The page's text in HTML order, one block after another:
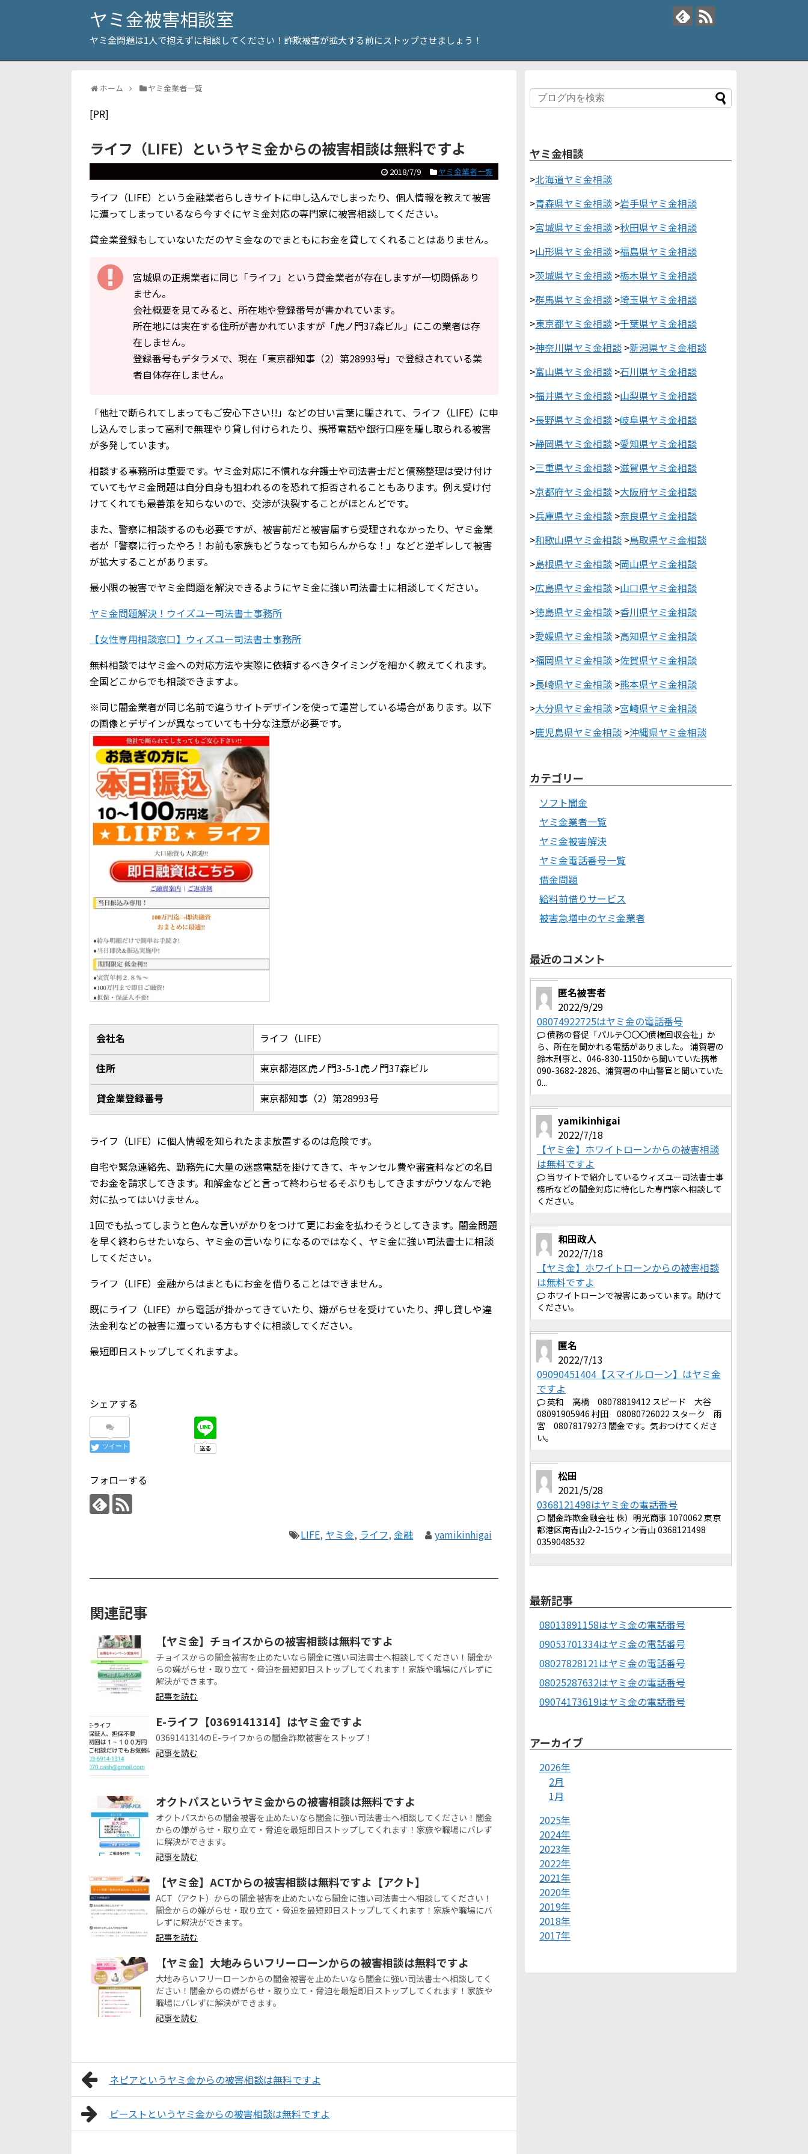
ヤミ金被害相談室
ヤミ金問題は1人で抱えずに相談してください！詐欺被害が拡大する前にストップさせましょう！
ホーム ヤミ金業者一覧
[PR]
ライフ（LIFE）というヤミ金からの被害相談は無料ですよ
2018/7/9 ヤミ金業者一覧
ライフ（LIFE）という金融業者らしきサイトに申し込んでしまったり、個人情報を教えて被害
に遭ってしまっているなら今すぐにヤミ金対応の専門家に被害相談してください。
貸金業登録もしていないただのヤミ金なのでまともにお金を貸してくれることはありません。
宮城県の正規業者に同じ「ライフ」という貸金業者が存在しますが一切関係あり
ません。
会社概要を見てみると、所在地や登録番号が書かれています。
所在地には実在する住所が書かれていますが「虎ノ門37森ビル」にこの業者は存
在しません。
登録番号もデタラメで、現在「東京都知事（2）第28993号」で登録されている業
者自体存在しません。
「他社で断られてしまってもご安心下さい!!」などの甘い言葉に騙されて、ライフ（LIFE）に申
し込んでしまって高利で無理やり貸し付けられたり、携帯電話や銀行口座を騙し取られる被害
が多発しています。
相談する事務所は重要です。ヤミ金対応に不慣れな弁護士や司法書士だと債務整理は受け付け
ていてもヤミ金問題は自分自身も狙われるのを恐れて拒否されることもあります。例え受け付
けてくれても最善策を知らないので、交渉が決裂することがほとんどです。
また、警察に相談するのも必要ですが、被害前だと被害届すら受理されなかったり、ヤミ金業
者が「警察に行ったやろ！お前も家族もどうなっても知らんからな！」などと逆ギレして被害
が拡大することがあります。
最小限の被害でヤミ金問題を解決できるようにヤミ金に強い司法書士に相談してください。
ヤミ金問題解決！ウイズユー司法書士事務所
【女性専用相談窓口】ウィズユー司法書士事務所
無料相談ではヤミ金への対応方法や実際に依頼するべきタイミングを細かく教えてくれます。
全国どこからでも相談できますよ。
※同じ闇金業者が同じ名前で違うサイトデザインを使って運営している場合があります。以下
の画像とデザインが異なっていても十分な注意が必要です。
会社名 ライフ（LIFE）
住所 東京都港区虎ノ門3-5-1虎ノ門37森ビル
貸金業登録番号 東京都知事（2）第28993号
ライフ（LIFE）に個人情報を知られたまま放置するのは危険です。
自宅や緊急連絡先、勤務先に大量の迷惑電話を掛けてきて、キャンセル費や審査料などの名目
でお金を請求してきます。和解金などと言って終わらせるそぶりもしてきますがウソなんで絶
対に払ってはいけません。
1回でも払ってしまうと色んな言いがかりをつけて更にお金を払わそうとしてきます。闇金問題
を早く終わらせたいなら、ヤミ金の言いなりになるのではなく、ヤミ金に強い司法書士に相談
してください。
ライフ（LIFE）金融からはまともにお金を借りることはできません。
既にライフ（LIFE）から電話が掛かってきていたり、嫌がらせを受けていたり、押し貸しや違
法金利などの被害に遭っている方もすぐに相談してください。
最短即日ストップしてくれますよ。
シェアする
ツイート
フォローする
LIFE, ヤミ金, ライフ,金融 yamikinhigai
関連記事
【ヤミ金】チョイスからの被害相談は無料ですよ
チョイスからの闇金被害を止めたいなら闇金に強い司法書士へ相談してください！闇金か
らの嫌がらせ・取り立て・脅迫を最短即日ストップしてくれます！家族や職場にバレずに
解決ができます。
記事を読む
E-ライフ【0369141314】はヤミ金ですよ
0369141314のE-ライフからの闇金詐欺被害をストップ！
記事を読む
オクトパスというヤミ金からの被害相談は無料ですよ
オクトパスからの闇金被害を止めたいなら闇金に強い司法書士へ相談してください！闇金
からの嫌がらせ・取り立て・脅迫を最短即日ストップしてくれます！家族や職場にバレず
に解決ができます。
記事を読む
【ヤミ金】ACTからの被害相談は無料ですよ【アクト】
ACT（アクト）からの闇金被害を止めたいなら闇金に強い司法書士へ相談してください！
闇金からの嫌がらせ・取り立て・脅迫を最短即日ストップしてくれます！家族や職場にバ
レずに解決ができます。
記事を読む
【ヤミ金】大地みらいフリーローンからの被害相談は無料ですよ
大地みらいフリーローンからの闇金被害を止めたいなら闇金に強い司法書士へ相談してく
ださい！闇金からの嫌がらせ・取り立て・脅迫を最短即日ストップしてくれます！家族や
職場にバレずに解決ができます。
記事を読む
ネピアというヤミ金からの被害相談は無料ですよ
ビーストというヤミ金からの被害相談は無料ですよ
ヤミ金相談
>北海道ヤミ金相談
>青森県ヤミ金相談 >岩手県ヤミ金相談
>宮城県ヤミ金相談 >秋田県ヤミ金相談
>山形県ヤミ金相談 >福島県ヤミ金相談
>茨城県ヤミ金相談 >栃木県ヤミ金相談
>群馬県ヤミ金相談 >埼玉県ヤミ金相談
>東京都ヤミ金相談 >千葉県ヤミ金相談
>神奈川県ヤミ金相談 >新潟県ヤミ金相談
>富山県ヤミ金相談 >石川県ヤミ金相談
>福井県ヤミ金相談 >山梨県ヤミ金相談
>長野県ヤミ金相談 >岐阜県ヤミ金相談
>静岡県ヤミ金相談 >愛知県ヤミ金相談
>三重県ヤミ金相談 >滋賀県ヤミ金相談
>京都府ヤミ金相談 >大阪府ヤミ金相談
>兵庫県ヤミ金相談 >奈良県ヤミ金相談
>和歌山県ヤミ金相談 >鳥取県ヤミ金相談
>島根県ヤミ金相談 >岡山県ヤミ金相談
>広島県ヤミ金相談 >山口県ヤミ金相談
>徳島県ヤミ金相談 >香川県ヤミ金相談
>愛媛県ヤミ金相談 >高知県ヤミ金相談
>福岡県ヤミ金相談 >佐賀県ヤミ金相談
>長崎県ヤミ金相談 >熊本県ヤミ金相談
>大分県ヤミ金相談 >宮崎県ヤミ金相談
>鹿児島県ヤミ金相談 >沖縄県ヤミ金相談
カテゴリー
ソフト闇金
ヤミ金業者一覧
ヤミ金被害解決
ヤミ金電話番号一覧
借金問題
給料前借りサービス
被害急増中のヤミ金業者
最近のコメント
匿名被害者
2022/9/29
08074922725はヤミ金の電話番号
債務の督促「パルテ〇〇〇債権回収会社」か
ら、所在を聞かれる電話がありました。 浦賀署の
鈴木刑事と、046-830-1150から聞いていた携帯
090-3682-2826、浦賀署の中山警官と聞いていた
0...
yamikinhigai
2022/7/18
【ヤミ金】ホワイトローンからの被害相談
は無料ですよ
当サイトで紹介しているウィズユー司法書士事
務所などの闇金対応に特化した専門家へ相談して
ください。
和田政人
2022/7/18
【ヤミ金】ホワイトローンからの被害相談
は無料ですよ
ホワイトローンで被害にあっています。助けて
ください。
匿名
2022/7/13
09090451404【スマイルローン】はヤミ金
ですよ
英和 高橋 08078819412 スピード 大谷
08091905946 村田 08080726022 スターク 雨
宮 08078179273 闇金です。気おつけてくださ
い。
松田
2021/5/28
0368121498はヤミ金の電話番号
闇金詐欺金融会社 株）明光商事 1070062 東京
都港区南青山2-2-15ウィン青山 0368121498
0359048532
最新記事
08013891158はヤミ金の電話番号
09053701334はヤミ金の電話番号
08027828121はヤミ金の電話番号
08025287632はヤミ金の電話番号
09074173619はヤミ金の電話番号
アーカイブ
2026年
2月
1月
2025年
2024年
2023年
2022年
2021年
2020年
2019年
2018年
2017年